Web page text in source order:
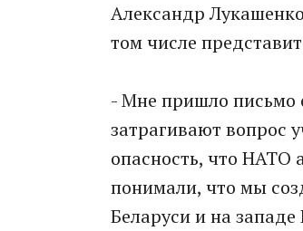
Александр
том числе
- Мне пришло письмо
затрагивают вопрос
опасность, что НАТО
понимали, что мы
Беларуси и на западе